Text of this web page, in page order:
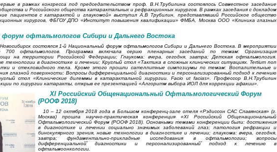
в рамках конгресса под председательством проф. В.Н.Трубилина состоялось Совместное заседание
и Российского общества катарактальных и рефракционных хирургов. В рамках заседания с докладом
пациентов с катарактой и глаукомой» выступил А.В Трубилин, представлявший Российское общество
хирургов, ФБГОУ ДПО «Институт повышения квалификации» ФМБА, Москва ООО «Клиника глазных
форум офтальмологов Сибири и Дальнего Востока
состоялся 1-й Национальный форум офтальмологов Сибири и Дальнего Востока. В мероприятии
700 офтальмологов. Программа включала серию пленарных заседаний по темам: Организация
на территории Российской Федерации; Глаукома: вчера, сегодня, завтра; Детская офтальмология.
технологии в диагностике и лечении; Круглый стол «Тактика в сложных клинических ситуациях. Tertium non
и стекловидного тела. Кроме этого прошли сателлитные симпозиумы по темам: Воспалительные и
глазной поверхности; Вопросы дифференциальной диагностики и персонализированный подход к лечению
стол «Клинические дилеммы в катарактальной хирургии. Facio ut facias». Профессор В.Н.Трубилин
по хирургии катаракты, открыв ее презентацией «Алгоритм выбора ИОЛ для коррекции афакии».
XI Российский Общенациональный Офтальмологический Форум
(РООФ 2018)
10 – 12 октября 2018 года в Большом конференц-зале отеля «Рэдиссон САС Славянская» (г.
Москва) прошла научно-практическая конференция «XI Российский Общенациональный
Офтальмологический Форум (РООФ 2018). Основными темами конференции были: достижения
в диагностике и лечении социально значимых заболеваний глаз; патология рефракции и
бинокулярного зрения, новые технологии в диагностике и лечении; глаукома: вчера, сегодня,
завтра; фундаментально-прикладные исследования в офтальмологии; вопросы
дифференциальной̆ диагностики и персонализированный̆ подход к лечению в
офтальмоонкологии.